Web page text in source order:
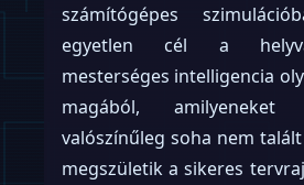
számítógépes
egyetlen cél a
mesterséges intelligencia
magából,
valószínűleg soha nem
megszületik a sikeres